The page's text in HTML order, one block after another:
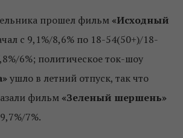
прошел фильм «Исходный
с 9,1%/8,6% по 18-54(50+)/18-
6%; политическое ток-шоу
ушло в летний отпуск, так что
фильм «Зеленый шершень»
7%.